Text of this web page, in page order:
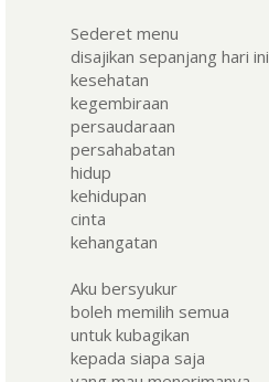
Sederet menu
disajikan sepanjang hari ini
kesehatan
kegembiraan
persaudaraan
persahabatan
hidup
kehidupan
cinta
kehangatan
Aku bersyukur
boleh memilih semua
untuk kubagikan
kepada siapa saja